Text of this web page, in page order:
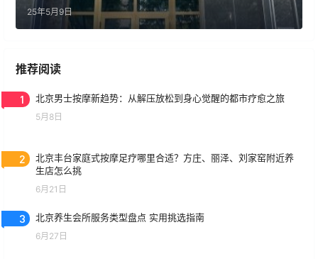
25年5月9日
推荐阅读
1 北京男士按摩新趋势：从解压放松到身心觉醒的都市疗愈之旅
5月8日
2
北京丰台家庭式按摩足疗哪里合适？方庄、丽泽、刘家窑附近养
生店怎么挑
6月21日
3 北京养生会所服务类型盘点 实用挑选指南
6月27日